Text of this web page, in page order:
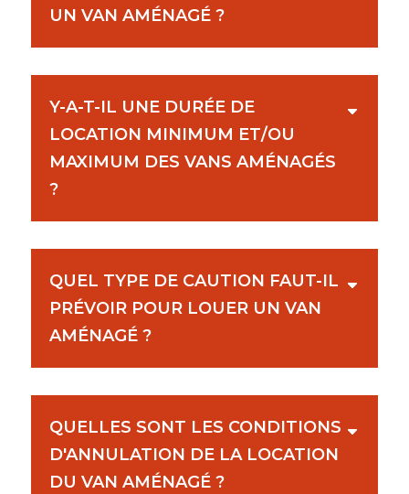
UN VAN AMÉNAGÉ ?
Y-A-T-IL UNE DURÉE DE
LOCATION MINIMUM ET/OU
MAXIMUM DES VANS AMÉNAGÉS
?
QUEL TYPE DE CAUTION FAUT-IL
PRÉVOIR POUR LOUER UN VAN
AMÉNAGÉ ?
QUELLES SONT LES CONDITIONS
D'ANNULATION DE LA LOCATION
DU VAN AMÉNAGÉ ?